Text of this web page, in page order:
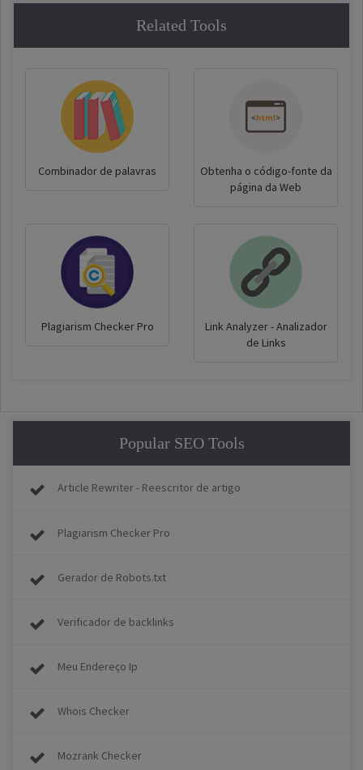
Related Tools
Combinador de palavras
Obtenha o código-fonte da
página da Web
Plagiarism Checker Pro
Link Analyzer - Analizador
de Links
Popular SEO Tools
Article Rewriter - Reescritor de artigo
Plagiarism Checker Pro
Gerador de Robots.txt
Verificador de backlinks
Meu Endereço Ip
Whois Checker
Mozrank Checker